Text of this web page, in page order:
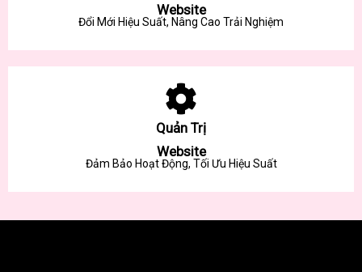
Website
Đổi Mới Hiệu Suất, Nâng Cao Trải Nghiệm
Quản Trị
Website
Đảm Bảo Hoạt Động, Tối Ưu Hiệu Suất